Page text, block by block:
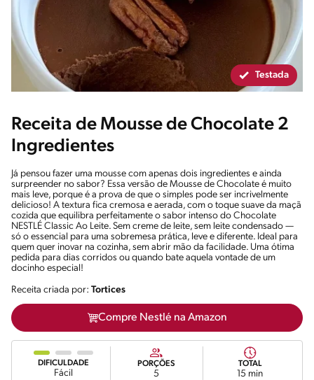
Testada
Receita de Mousse de Chocolate 2
Ingredientes
Já pensou fazer uma mousse com apenas dois ingredientes e ainda
surpreender no sabor? Essa versão de Mousse de Chocolate é muito
mais leve, porque é a prova de que o simples pode ser incrivelmente
delicioso! A textura fica cremosa e aerada, com o toque suave da maçã
cozida que equilibra perfeitamente o sabor intenso do Chocolate
NESTLÉ Classic Ao Leite. Sem creme de leite, sem leite condensado —
só o essencial para uma sobremesa prática, leve e diferente. Ideal para
quem quer inovar na cozinha, sem abrir mão da facilidade. Uma ótima
pedida para dias corridos ou quando bate aquela vontade de um
docinho especial!
Receita criada por: Tortices
Compre Nestlé na Amazon
DIFICULDADE
Fácil
PORÇÕES
5
TOTAL
15 min